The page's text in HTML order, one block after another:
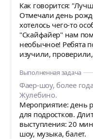
Как говорится:
Отмечали день
хотелось чего-то
"Скайфайер" нам помог! И
необычное! Ребята подъехали заранее, все
изучили,
и т.п. Все четко
подготовили. Без
аккуратно. Никаких
насыщенное, яркое -
гвоздем вечера. Большое спасибо от
юбиляра и всех
Выполненная задача
Фаер-шоу, более
Жулебино.
Мероприятие: день
для подростков.
выступления: 20
шоу, музыка, балет.